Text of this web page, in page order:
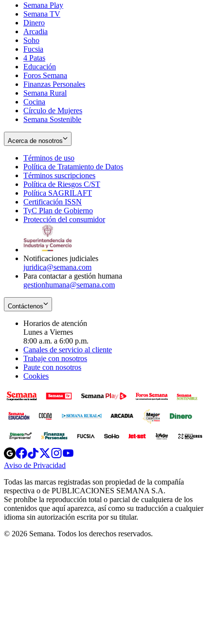
Semana Play
Semana TV
Dinero
Arcadia
Soho
in
new
window
Fucsia
in
new
window
4 Patas
Educación
Foros Semana
Finanzas Personales
Semana Rural
Cocina
Círculo de Mujeres
Semana Sostenible
Acerca de nosotros
Términos de uso
in
new
window
Política de Tratamiento de Datos
Términos suscripciones
in
Política de Riesgos C/ST
Política SAGRILAFT
new
window
Certificación ISSN
in
new
TyC Plan de Gobierno
in
Protección del consumidorOpens
Notificaciones judiciales
juridica@semana.com
Para contactar a gestión humana
gestionhumana@semana.com
Contáctenos
Horarios de atención
Lunes a Viernes
8:00 a.m. a 6:00 p.m.
Canales de servicio al cliente
Trabaje con nosotros
Paute con nosotros
Cookies
Opens
in
new
Opens
in
new
Opens
in
new
window
Opens
new
windowwindow
Aviso de Privacidad
new
window
Todas las marcas registradas son propiedad de la compañía
respectiva o de PUBLICACIONES SEMANA S.A.
Se prohíbe la reproducción total o parcial de cualquiera de los
contenidos que aquí aparezca, así como su traducción a cualquier
idioma sin autorización escrita por su titular.
© 2026 Semana. Todos los derechos reservados.